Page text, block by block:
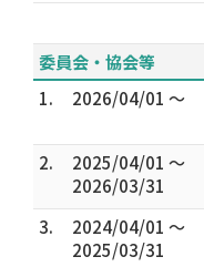
委員会・協会等
1.
2026/04/01 ～
2.
2025/04/01 ～
2026/03/31
3.
2024/04/01 ～
2025/03/31